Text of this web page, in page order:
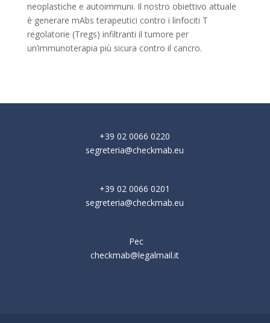
neoplastiche e autoimmuni. Il nostro obiettivo attuale
è generare mAbs terapeutici contro i linfociti T
regolatorie (Tregs) infiltranti il tumore per
un’immunoterapia più sicura contro il cancro.
+39 02 0066 0220
segreteria@checkmab.eu
+39 02 0066 0201
segreteria@checkmab.eu
Pec
checkmab@legalmail.it